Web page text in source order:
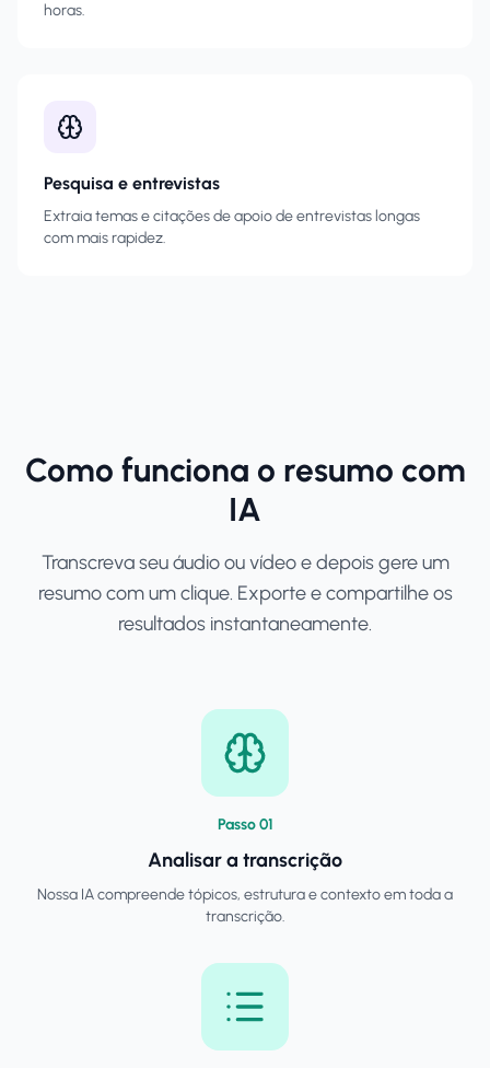
horas.
Pesquisa e entrevistas
Extraia temas e citações de apoio de entrevistas longas
com mais rapidez.
Como funciona o resumo com
IA
Transcreva seu áudio ou vídeo e depois gere um
resumo com um clique. Exporte e compartilhe os
resultados instantaneamente.
Passo01
Analisar a transcrição
Nossa IA compreende tópicos, estrutura e contexto em toda a
transcrição.